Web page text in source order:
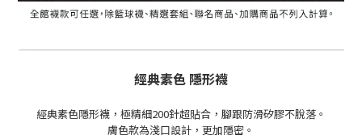
經典素色 隱形襪
經典素色隱形襪，極精細200針超貼合，腳跟防滑矽膠不脫落。
膚色款為淺口設計，更加隱密。